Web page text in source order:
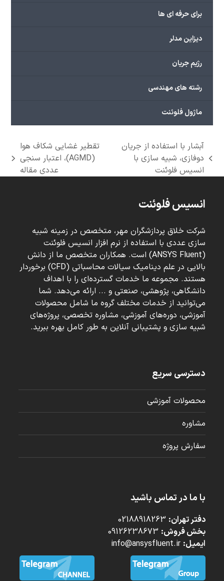
برای حرفه ای ها
دیزاین مدلر
رژیم جریان
رشته های مهندسی
ماژول فلوئنت
previous
post:
آبشار با استفاده از جریان
دوفازی، شبیه سازی با
انسیس فلوئنت
next
post:
تقطیر غشایی شکاف هوا
(AGMD)، اعتبار سنجی
عددی مقاله
انسیس فلوئنت
شرکت خلاق پردازشگران مهر، متخصص در زمینه شبیه
سازی عددی با استفاده از نرم افزار انسیس فلوئنت
(ANSYS Fluent) است. همکاران متخصص ما از دانش
بالایی در علم دینامیک سیالات محاسباتی (CFD) برخوردار
هستند. مجموعه ما خدمات گسترده‌ای را با اهداف
دانشگاهی، پژوهشی، صنعتی و ... ارائه می‌دهد. شما
می‌توانید از خدمات مختلف گروه ما شامل محصولات
آموزشی، دوره‌های آموزشی، مشاوره تخصصی، پروژه‌های
شبیه سازی و پشتیبانی آنلاین به طور کامل بهره ببرید.
دسترسی سریع
محصولات آموزشی
مشاوره
سفارش پروژه
با ما در تماس باشید
دفتر تهران:
بخش فروش:
ایمیل: info@ansysfluent.ir